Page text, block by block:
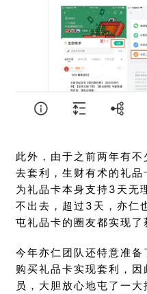
此外，由于之前两年有不
去套利，生财有术的礼
为礼品卡本身支持3天无
不出去，超过3天，亦仁
屯礼品卡的圈友都实现了
今年亦仁团队还特意准
购买礼品卡实现套利，
员，大胆放心地屯了一